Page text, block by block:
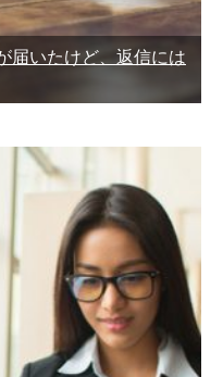
届いたけど、返信には